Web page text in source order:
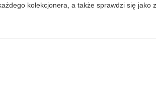
kolekcjonera, a także sprawdzi się jako